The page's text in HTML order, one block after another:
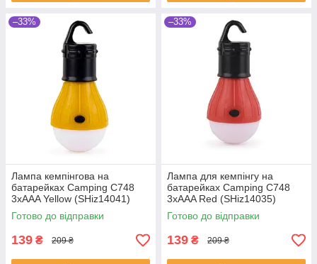
–33%
Лампа кемпінгова на
батарейках Camping C748
3xAAA Yellow (SHiz14041)
Готово до відправки
139 ₴ 209 ₴
–33%
Лампа для кемпінгу на
батарейках Camping C748
3xAAA Red (SHiz14035)
Готово до відправки
139 ₴ 209 ₴